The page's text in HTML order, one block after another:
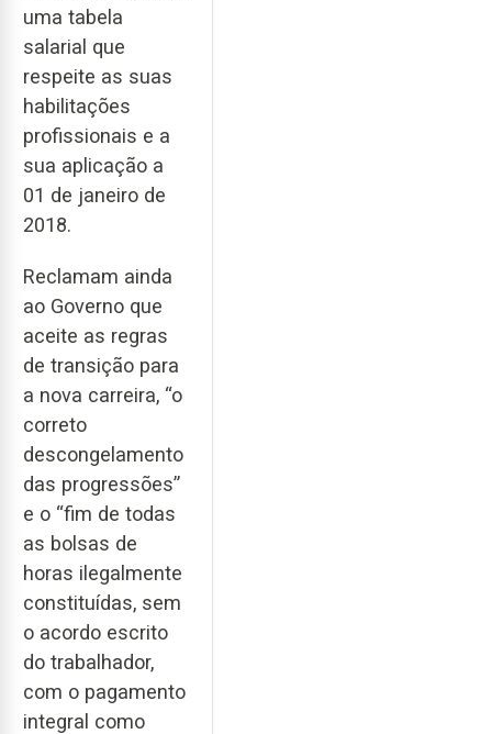
uma tabela
salarial que
respeite as suas
habilitações
profissionais e a
sua aplicação a
01 de janeiro de
2018.
Reclamam ainda
ao Governo que
aceite as regras
de transição para
a nova carreira, “o
correto
descongelamento
das progressões”
e o “fim de todas
as bolsas de
horas ilegalmente
constituídas, sem
o acordo escrito
do trabalhador,
com o pagamento
integral como